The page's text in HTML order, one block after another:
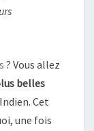
? Vous allez
belles
Cet
une fois